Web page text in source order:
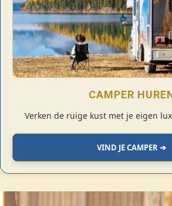
CAMPER
Verken de ruige kust met je eigen
VIND JE CAMPER ➔